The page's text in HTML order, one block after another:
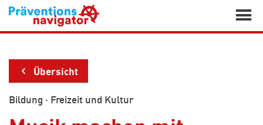

Übersicht
Bildung · Freizeit und Kultur